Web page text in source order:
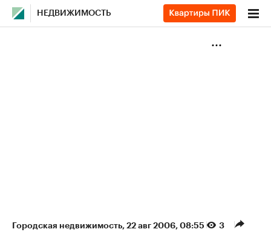
НЕДВИЖИМОСТЬ
Городская недвижимость⁠, 22 авг 2006, 08:55 3